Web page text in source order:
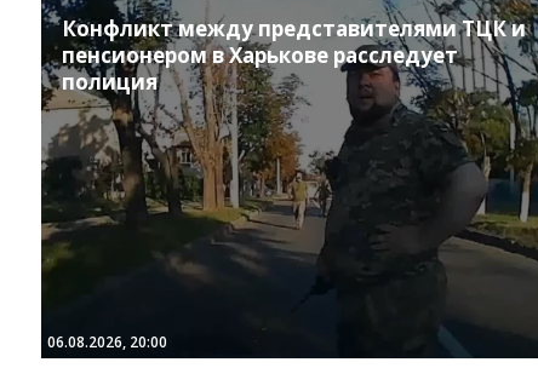
Конфликт между представителями ТЦК и
пенсионером в Харькове расследует
полиция
06.08.2026, 20:00